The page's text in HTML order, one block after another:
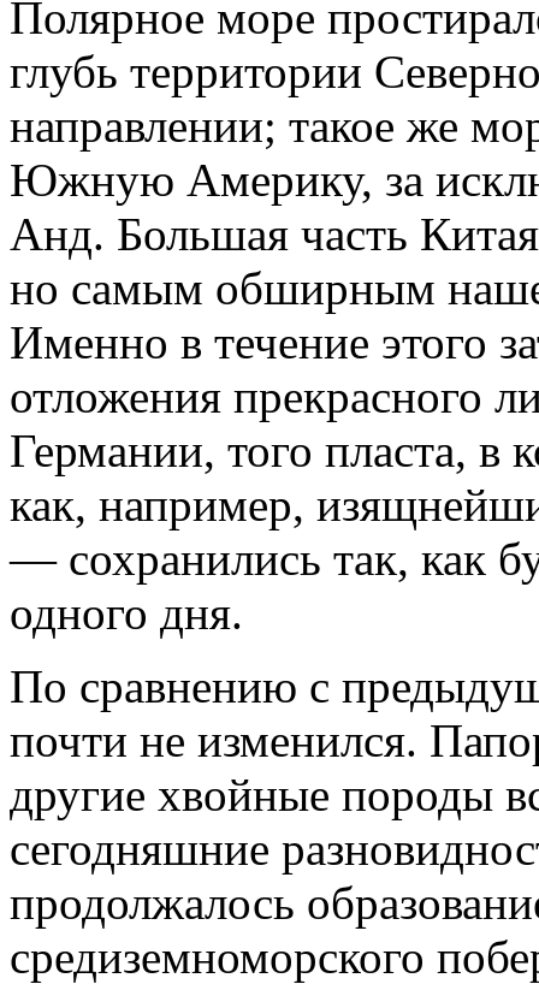
Полярное море
глубь территории
направлении; такое же
Южную Америку, за
Анд. Большая часть
но самым обширным
Именно в течение этого
отложения прекрасного
Германии, того пласта, в
как, например,
— сохранились так, как
одного дня.
По сравнению с
почти не изменился.
другие хвойные породы
сегодняшние
продолжалось
средиземноморского